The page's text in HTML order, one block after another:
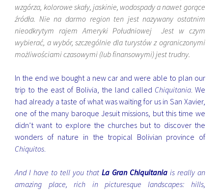
wzgórza, kolorowe skały, jaskinie, wodospady a nawet gorące
źródła. Nie na darmo region ten jest nazywany ostatnim
nieodkrytym rajem Ameryki Południowej Jest w czym
wybierać, a wybór, szczególnie dla turystów z ograniczonymi
możliwościami czasowymi (lub finansowymi) jest trudny.
In the end we bought a new car and were able to plan our
trip to the east of Bolivia, the land called Chiquitania. We
had already a taste of what was waiting for us in San Xavier,
one of the many baroque Jesuit missions, but this time we
didn’t want to explore the churches but to discover the
wonders of nature in the tropical Bolivian province of
Chiquitos.
And I have to tell you that La Gran Chiquitaniais really an
amazing place, rich in picturesque landscapes: hills,